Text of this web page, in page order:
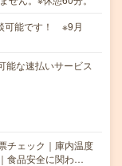
可能です！ ※9月
な速払いサービス
チェック｜庫内温度
食品安全に関わ…